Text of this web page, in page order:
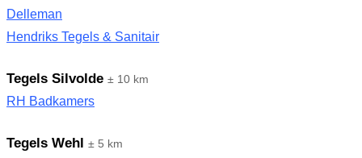
Delleman
Hendriks Tegels & Sanitair
Tegels Silvolde ± 10 km
RH Badkamers
Tegels Wehl ± 5 km